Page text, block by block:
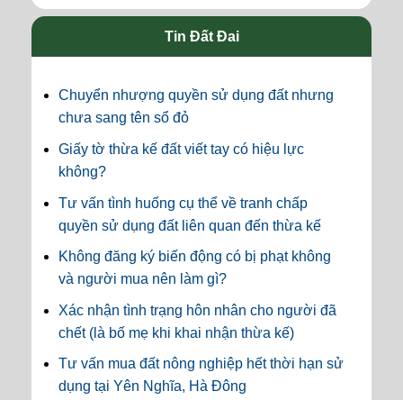
Tin Đất Đai
Chuyển nhượng quyền sử dụng đất nhưng
chưa sang tên sổ đỏ
Giấy tờ thừa kế đất viết tay có hiệu lực
không?
Tư vấn tình huống cụ thể về tranh chấp
quyền sử dụng đất liên quan đến thừa kế
Không đăng ký biến động có bị phạt không
và người mua nên làm gì?
Xác nhận tình trạng hôn nhân cho người đã
chết (là bố mẹ khi khai nhận thừa kế)
Tư vấn mua đất nông nghiệp hết thời hạn sử
dụng tại Yên Nghĩa, Hà Đông